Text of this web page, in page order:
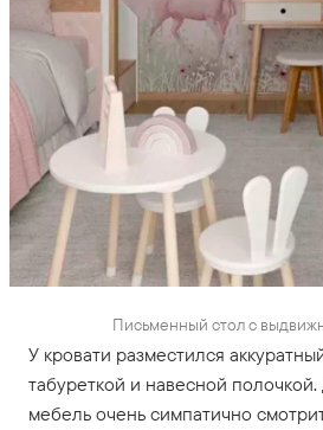
Письменный стол с
У кровати разместился
табуреткой и навесной
мебель очень симпатично